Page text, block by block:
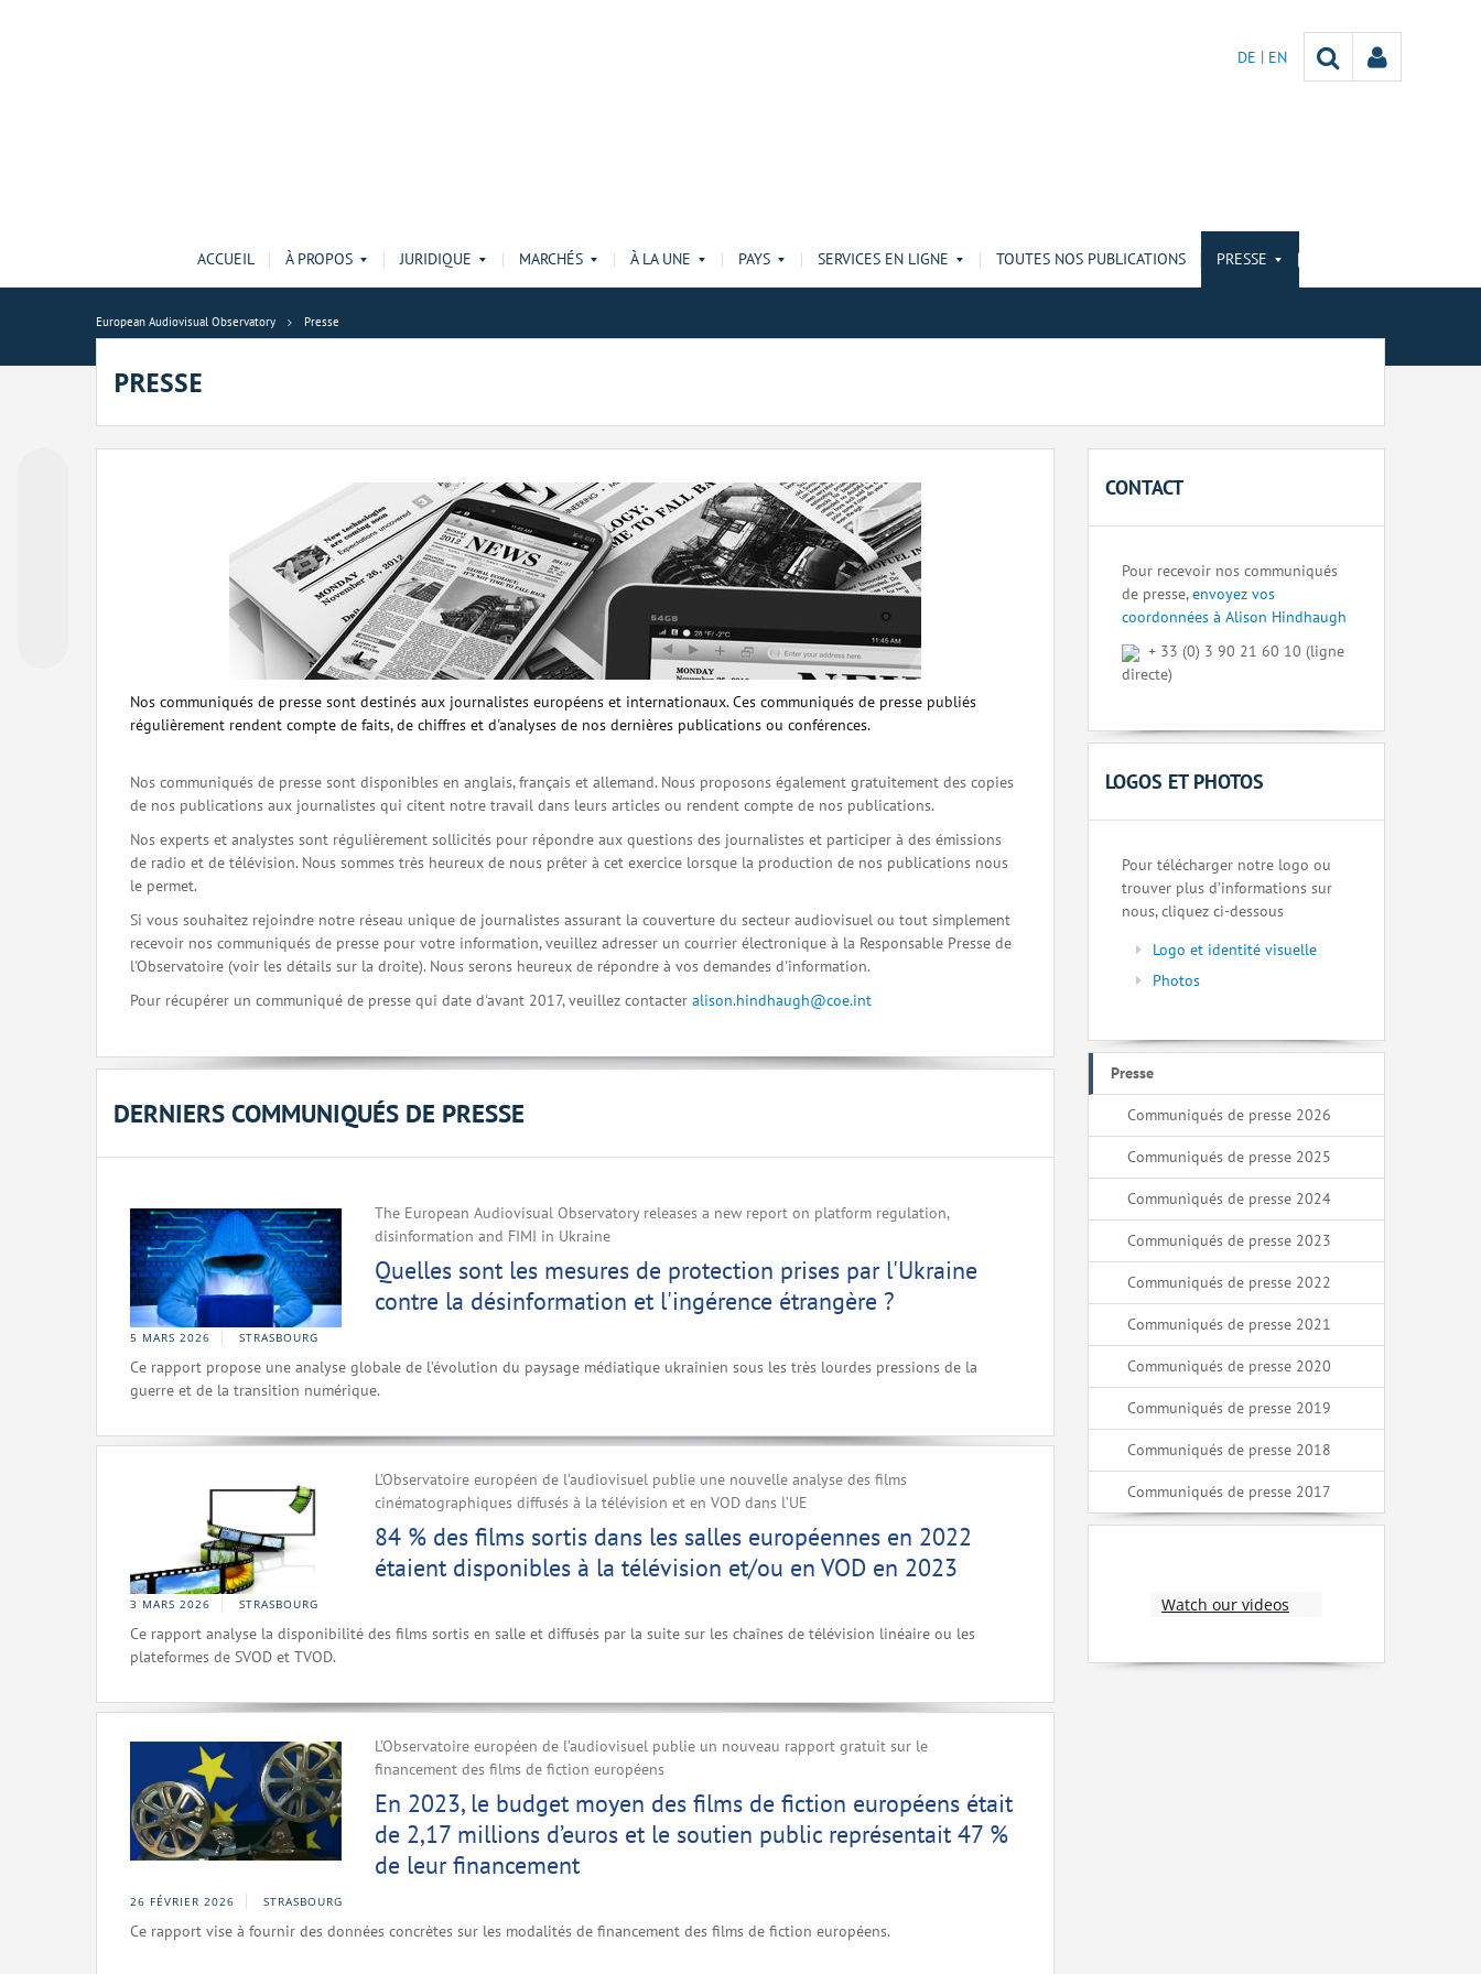
DE EN
ACCUEIL À PROPOS JURIDIQUE MARCHÉS À LA UNE PAYS SERVICES EN LIGNE TOUTES NOS PUBLICATIONS PRESSE
European Audiovisual Observatory Presse
PRESSE
Nos communiqués de presse sont destinés aux journalistes européens et internationaux. Ces communiqués de presse publiés
régulièrement rendent compte de faits, de chiffres et d'analyses de nos dernières publications ou conférences.
Nos communiqués de presse sont disponibles en anglais, français et allemand. Nous proposons également gratuitement des copies
de nos publications aux journalistes qui citent notre travail dans leurs articles ou rendent compte de nos publications.
Nos experts et analystes sont régulièrement sollicités pour répondre aux questions des journalistes et participer à des émissions
de radio et de télévision. Nous sommes très heureux de nous prêter à cet exercice lorsque la production de nos publications nous
le permet.
Si vous souhaitez rejoindre notre réseau unique de journalistes assurant la couverture du secteur audiovisuel ou tout simplement
recevoir nos communiqués de presse pour votre information, veuillez adresser un courrier électronique à la Responsable Presse de
l'Observatoire (voir les détails sur la droite). Nous serons heureux de répondre à vos demandes d'information.
Pour récupérer un communiqué de presse qui date d'avant 2017, veuillez contacter alison.hindhaugh@coe.int
DERNIERS COMMUNIQUÉS DE PRESSE
The European Audiovisual Observatory releases a new report on platform regulation,
disinformation and FIMI in Ukraine
Quelles sont les mesures de protection prises par l'Ukraine
contre la désinformation et l'ingérence étrangère ?
5 MARS 2026 STRASBOURG
Ce rapport propose une analyse globale de l’évolution du paysage médiatique ukrainien sous les très lourdes pressions de la
guerre et de la transition numérique.
L’Observatoire européen de l’audiovisuel publie une nouvelle analyse des films
cinématographiques diffusés à la télévision et en VOD dans l’UE
84 % des films sortis dans les salles européennes en 2022
étaient disponibles à la télévision et/ou en VOD en 2023
3 MARS 2026 STRASBOURG
Ce rapport analyse la disponibilité des films sortis en salle et diffusés par la suite sur les chaînes de télévision linéaire ou les
plateformes de SVOD et TVOD.
L’Observatoire européen de l’audiovisuel publie un nouveau rapport gratuit sur le
financement des films de fiction européens
En 2023, le budget moyen des films de fiction européens était
de 2,17 millions d’euros et le soutien public représentait 47 %
de leur financement
26 FÉVRIER 2026 STRASBOURG
Ce rapport vise à fournir des données concrètes sur les modalités de financement des films de fiction européens.
CONTACT
Pour recevoir nos communiqués
de presse,envoyez vos
coordonnées à Alison Hindhaugh
+ 33 (0) 3 90 21 60 10 (ligne
directe)
LOGOS ET PHOTOS
Pour télécharger notre logo ou
trouver plus d’informations sur
nous, cliquez ci-dessous
Logo et identité visuelle
Photos
Presse
Communiqués de presse 2026
Communiqués de presse 2025
Communiqués de presse 2024
Communiqués de presse 2023
Communiqués de presse 2022
Communiqués de presse 2021
Communiqués de presse 2020
Communiqués de presse 2019
Communiqués de presse 2018
Communiqués de presse 2017
Watch our videos